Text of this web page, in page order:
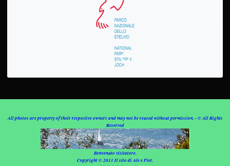
All photos are property of their respective owners and may not be reused without permission. - © All Rights
Reserved
Benvenuto visitatore.
Copyright © 2011 Il sito di Ale e Pier.